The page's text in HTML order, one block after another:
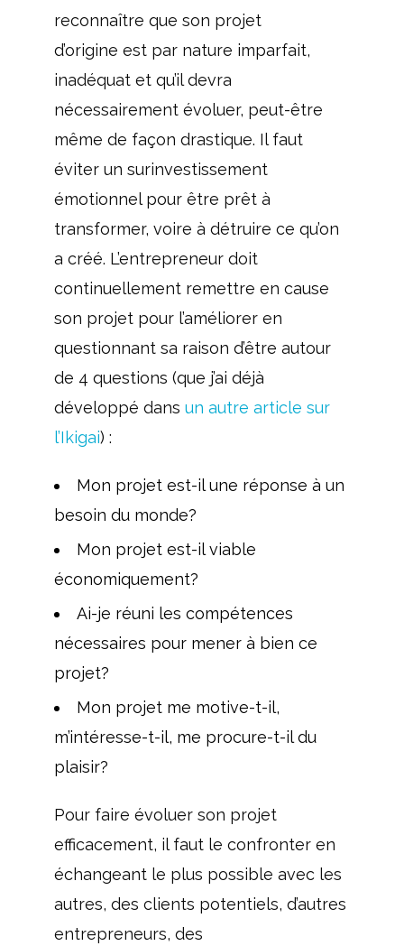
reconnaître que son projet
d’origine est par nature imparfait,
inadéquat et qu’il devra
nécessairement évoluer, peut-être
même de façon drastique. Il faut
éviter un surinvestissement
émotionnel pour être prêt à
transformer, voire à détruire ce qu’on
a créé. L’entrepreneur doit
continuellement remettre en cause
son projet pour l’améliorer en
questionnant sa raison d’être autour
de 4 questions (que j’ai déjà
développé dans un autre article sur
l’Ikigai) :
Mon projet est-il une réponse à un
besoin du monde?
Mon projet est-il viable
économiquement?
Ai-je réuni les compétences
nécessaires pour mener à bien ce
projet?
Mon projet me motive-t-il,
m’intéresse-t-il, me procure-t-il du
plaisir?
Pour faire évoluer son projet
efficacement, il faut le confronter en
échangeant le plus possible avec les
autres, des clients potentiels, d’autres
entrepreneurs, des